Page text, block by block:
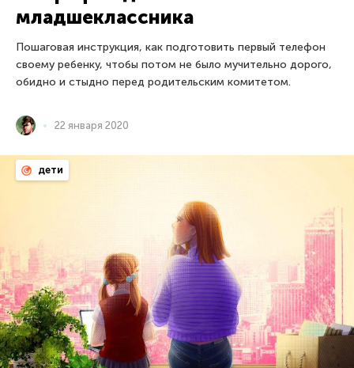
младшеклассника
Пошаговая инструкция, как подготовить первый телефон
своему ребенку, чтобы потом не было мучительно дорого,
обидно и стыдно перед родительским комитетом.
22 января 2020
дети